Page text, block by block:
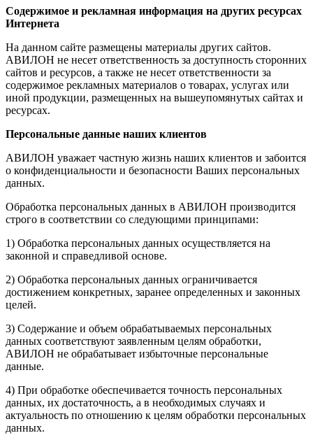
Содержимое и рекламная информация на других ресурсах
Интернета
На данном сайте размещены материалы других сайтов.
АВИЛОН не несет ответственность за доступность сторонних
сайтов и ресурсов, а также не несет ответственности за
содержимое рекламных материалов о товарах, услугах или
иной продукции, размещенных на вышеупомянутых сайтах и
ресурсах.
Персональные данные наших клиентов
АВИЛОН уважает частную жизнь наших клиентов и забоится
о конфиденциальности и безопасности Ваших персональных
данных.
Обработка персональных данных в АВИЛОН производится
строго в соответствии со следующими принципами:
1) Обработка персональных данных осуществляется на
законной и справедливой основе.
2) Обработка персональных данных ограничивается
достижением конкретных, заранее определенных и законных
целей.
3) Содержание и объем обрабатываемых персональных
данных соответствуют заявленным целям обработки,
АВИЛОН не обрабатывает избыточные персональные
данные.
4) При обработке обеспечивается точность персональных
данных, их достаточность, а в необходимых случаях и
актуальность по отношению к целям обработки персональных
данных.